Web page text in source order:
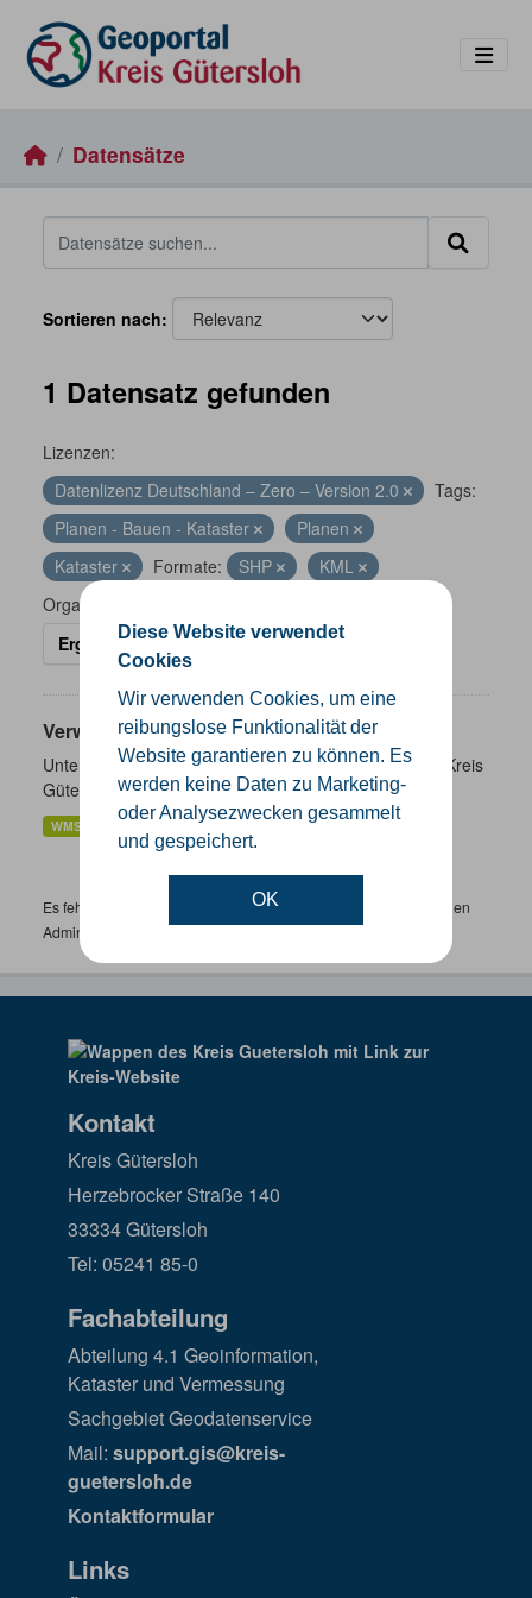
Diese Website verwendet
Cookies
Wir verwenden Cookies, um eine
reibungslose Funktionalität der
Website garantieren zu können. Es
werden keine Daten zu Marketing-
oder Analysezwecken gesammelt
und gespeichert.
OK
Datensätze
Sortieren nach
1 Datensatz gefunden
Lizenzen:
Datenlizenz Deutschland – Zero – Version 2.0
Tags:
Planen - Bauen - Kataster
Planen
Kataster
Formate: SHP
KML
Organisationen:
Ergebnisse filtern
Verwaltungsgrenzen
Unterschiedliche Ebenen der Verwaltungsgrenzen im Kreis
Gütersloh
WMS GeoJSON
Es fehlen spezifische Datensätze? Wenden Sie sich bitte an einen
Administrator unter:support.gis@kreis-guetersloh.de
Kontakt
Kreis Gütersloh
Herzebrocker Straße 140
33334 Gütersloh
Tel: 05241 85-0
Fachabteilung
Abteilung 4.1 Geoinformation,
Kataster und Vermessung
Sachgebiet Geodatenservice
Mail: support.gis@kreis-
guetersloh.de
Kontaktformular
Links